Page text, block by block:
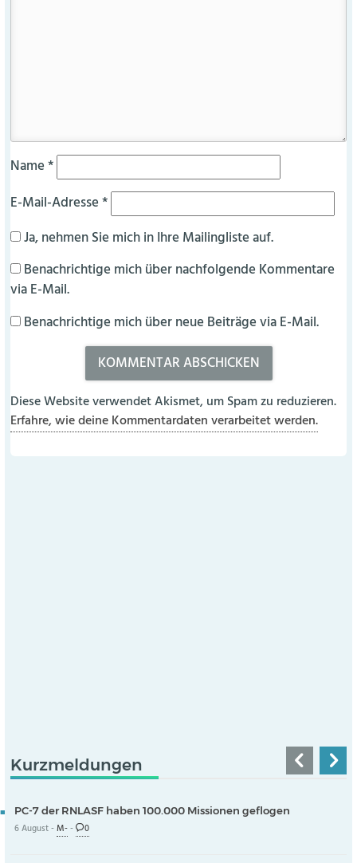
Name*
E-Mail-Adresse*
Ja, nehmen Sie mich in Ihre Mailingliste auf.
Benachrichtige mich über nachfolgende Kommentare
via E-Mail.
Benachrichtige mich über neue Beiträge via E-Mail.
Diese Website verwendet Akismet, um Spam zu reduzieren.
Erfahre, wie deine Kommentardaten verarbeitet werden.
Kurzmeldungen
PC-7 der RNLASF haben 100.000 Missionen geflogen
6 August -M-- 0